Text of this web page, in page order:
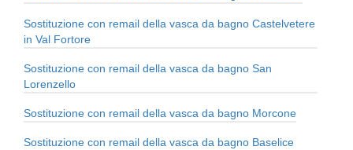
Sostituzione con remail della vasca da bagno Castelvetere
in Val Fortore
Sostituzione con remail della vasca da bagno San
Lorenzello
Sostituzione con remail della vasca da bagno Morcone
Sostituzione con remail della vasca da bagno Baselice